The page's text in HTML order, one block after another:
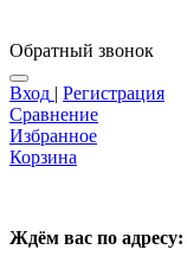
Обратный звонок
Вход | Регистрация
Сравнение
Избранное
Корзина
Ждём вас по адресу: